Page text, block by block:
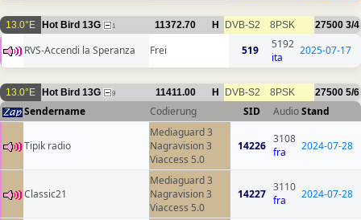
13.0°E Hot Bird 13G 1 11372.70 H DVB-S2 8PSK 27500 3/4
RVS-Accendi la Speranza Frei 519
5192
ita
2025-07-17
13.0°E Hot Bird 13G 9 11411.00 H DVB-S2 8PSK 27500 5/6
Sendername Codierung SID AudioStand
Tipik radio
Mediaguard 3
Nagravision 3
Viaccess 5.0
14226
3108
fra
2024-07-28
Classic21
Mediaguard 3
Nagravision 3
Viaccess 5.0
14227
3110
fra
2024-07-28